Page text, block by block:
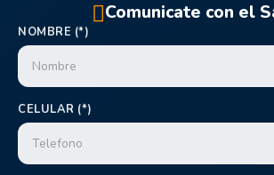
Comunicate con el
NOMBRE (*)
CELULAR (*)